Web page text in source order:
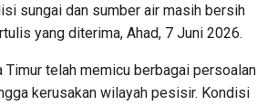
sungai dan sumber air masih bersih
yang diterima, Ahad, 7 Juni 2026.
telah memicu berbagai persoalan
kerusakan wilayah pesisir. Kondisi